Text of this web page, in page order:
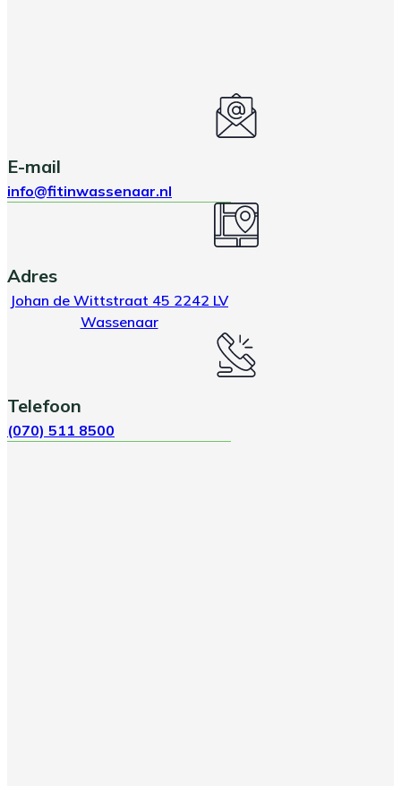
E-mail
info@fitinwassenaar.nl
Adres
Johan de Wittstraat 45 2242 LV
Wassenaar
Telefoon
(070) 511 8500